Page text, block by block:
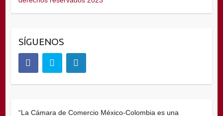
SÍGUENOS
“La Cámara de Comercio México-Colombia es una